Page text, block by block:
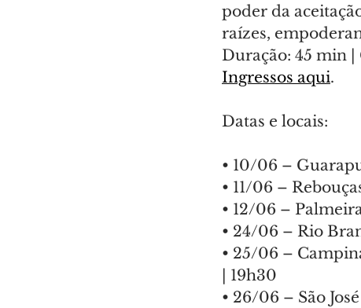
poder da
raízes,
Duração: 45 min |
Ingressos aqui.
Datas e locais:
• 10/06 –
• 11/06 –
• 12/06 –
• 24/06 – Rio
• 25/06 –
| 19h30
• 26/06 – São